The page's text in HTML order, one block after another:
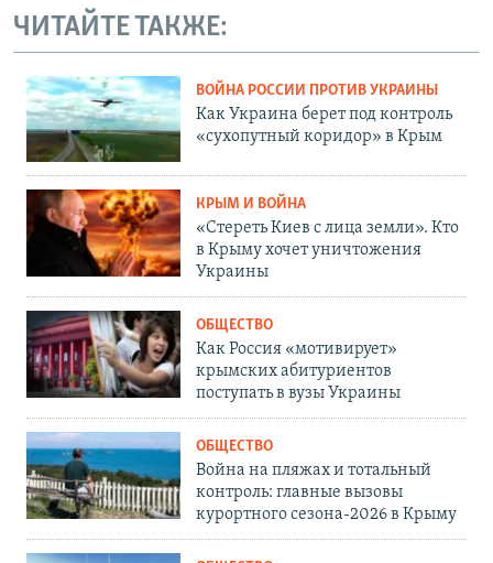
ЧИТАЙТЕ ТАКЖЕ:
ВОЙНА РОССИИ ПРОТИВ УКРАИНЫ
Как Украина берет под контроль
«сухопутный коридор» в Крым
КРЫМ И ВОЙНА
«Стереть Киев с лица земли». Кто
в Крыму хочет уничтожения
Украины
ОБЩЕСТВО
Как Россия «мотивирует»
крымских абитуриентов
поступать в вузы Украины
ОБЩЕСТВО
Война на пляжах и тотальный
контроль: главные вызовы
курортного сезона-2026 в Крыму